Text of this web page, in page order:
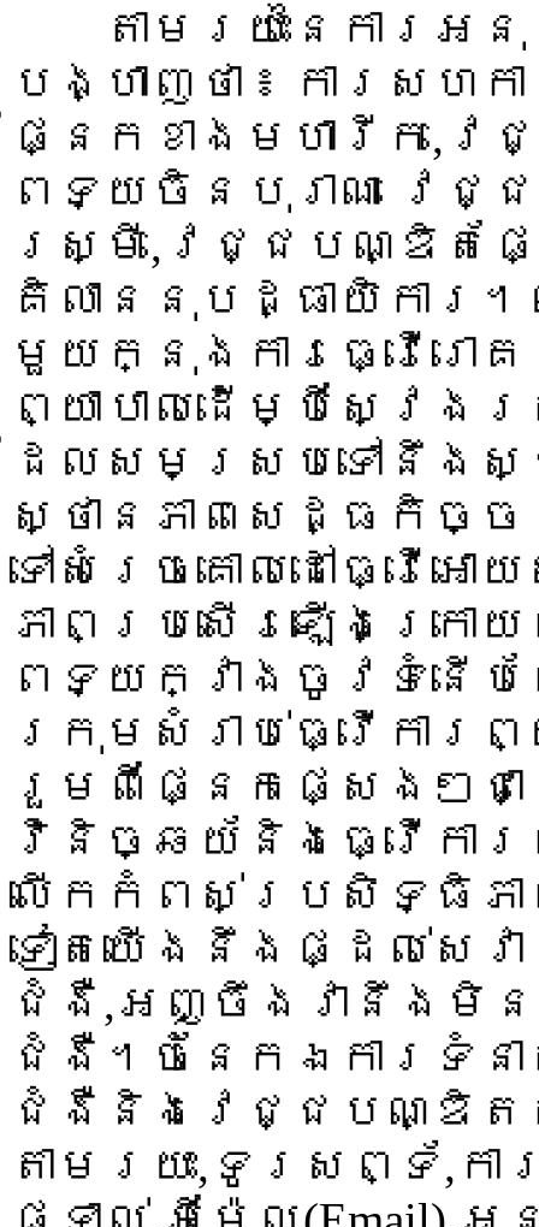
តាមរយះនៃការអនុ
បង្ហាញថា ៖ ការសហ
ផ្នែកខាងមហារីក,វ
ពេទ្យចិនបុរាណ វេជ្
រស្មី,វេជ្ជបណ្ឌិត
គិលាននុបដ្ធាយិការ
មួយក្នុងការធ្វើរោ
ព្យាបាលដើម្បីស្វែ
ដែលសមស្របទៅនឹង
ស្ថានភាពសេដ្ធកិច្
ទៅសំរេចគោលដៅធ្វើអ
ភាពប្រសើរឡើងក្រ
ពេទ្យក្វាងចូវទំនើ
ក្រុមសំរាប់ធ្វើការព្
រួមពីផ្នែកផ្សេងៗជា
វិនិច្ឆយ័និងធ្វើការព្យ
លើកកំពស់ប្រសិទ្ធិភាព
ទៀតយើងនឹងផ្ដល់សេ
ជំងឺ,អញ្ចឹងវានឹងមិ
ជំងឺ។ចំនែកឯការទំ
ជំងឺនិងវេជ្ជបណ្ឌិតគឺ
តាមរយះ,ទូរសព្ទ័,ក